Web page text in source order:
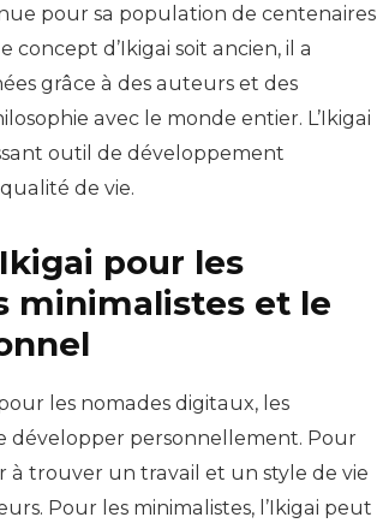
pour sa population de centenaires
d’Ikigai soit ancien, il a
grâce à des auteurs et des
avec le monde entier. L’Ikigai
outil de développement
de vie.
pour les
minimalistes et le
les nomades digitaux, les
développer personnellement. Pour
à trouver un travail et un style de vie
Pour les minimalistes, l’Ikigai peut